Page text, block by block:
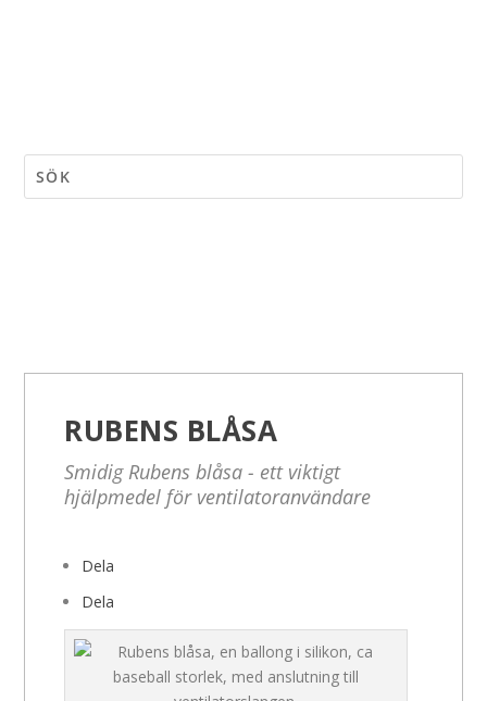
RUBENS BLÅSA
Smidig Rubens blåsa - ett viktigt
hjälpmedel för ventilatoranvändare
Dela
Dela